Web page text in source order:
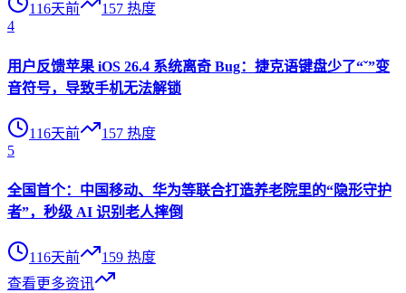
116天前 157 热度
4
用户反馈苹果 iOS 26.4 系统离奇 Bug：捷克语键盘少了“ˇ”变
音符号，导致手机无法解锁
116天前 157 热度
5
全国首个：中国移动、华为等联合打造养老院里的“隐形守护
者”，秒级 AI 识别老人摔倒
116天前 159 热度
查看更多资讯